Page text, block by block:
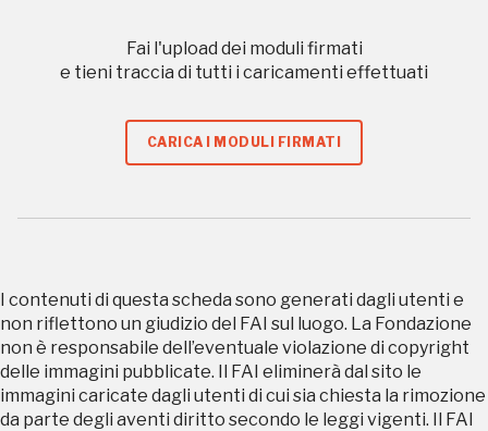
Fai l'upload dei moduli firmati
e tieni traccia di tutti i caricamenti effettuati
CARICA I MODULI FIRMATI
I contenuti di questa scheda sono generati dagli utenti e
non riflettono un giudizio del FAI sul luogo. La Fondazione
non è responsabile dell’eventuale violazione di copyright
delle immagini pubblicate. Il FAI eliminerà dal sito le
immagini caricate dagli utenti di cui sia chiesta la rimozione
da parte degli aventi diritto secondo le leggi vigenti. Il FAI
Tutto questo non
senza di te